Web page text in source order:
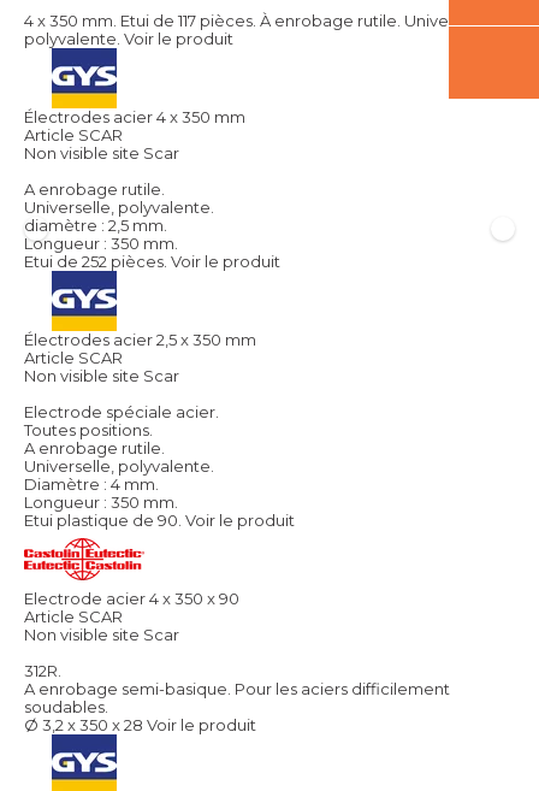
4 x 350 mm. Etui de 117 pièces. À enrobage rutile. Universelle,
polyvalente. Voir le produit
Électrodes acier 4 x 350 mm
Article SCAR
Non visible site Scar
A enrobage rutile.
Universelle, polyvalente.
diamètre : 2,5 mm.
Longueur : 350 mm.
Etui de 252 pièces. Voir le produit
Électrodes acier 2,5 x 350 mm
Article SCAR
Non visible site Scar
Electrode spéciale acier.
Toutes positions.
A enrobage rutile.
Universelle, polyvalente.
Diamètre : 4 mm.
Longueur : 350 mm.
Etui plastique de 90. Voir le produit
Electrode acier 4 x 350 x 90
Article SCAR
Non visible site Scar
312R.
A enrobage semi-basique. Pour les aciers difficilement
soudables.
Ø 3,2 x 350 x 28 Voir le produit